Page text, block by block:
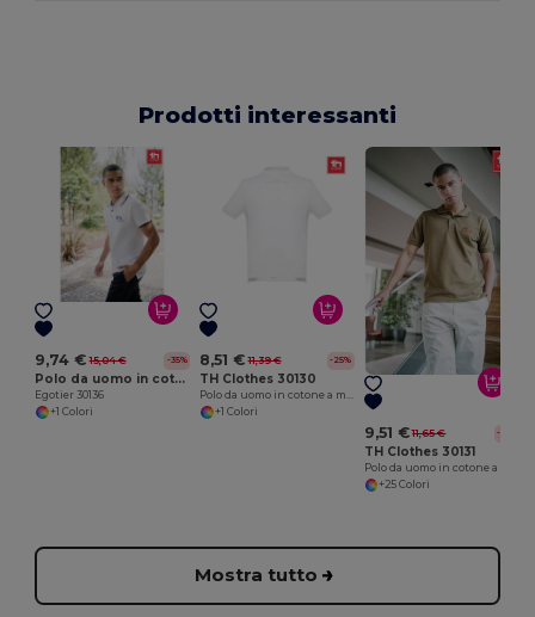
Prodotti interessanti
9,74 € 15,04 € -35%
Polo da uomo in cotone bicolore. colore bianco
Egotier 30136
+1 Colori
8,51 € 11,39 € -25%
TH Clothes 30130
+1 Colori
9,51 € 11,65 € -18%
TH Clothes 30131
+25 Colori
Mostra tutto